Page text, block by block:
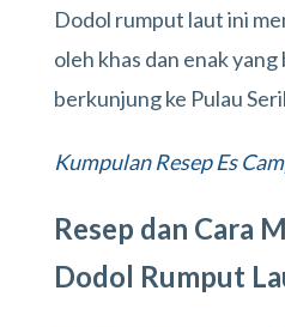
Dodol rumput laut ini
oleh khas dan enak yang
berkunjung ke Pulau
Kumpulan Resep Es
Resep dan Cara
Dodol Rumput